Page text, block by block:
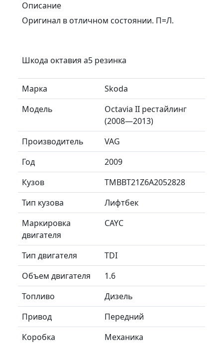
Описание
Оригинал в отличном состоянии. П=Л.
Шкода октавия а5 резинка
Марка
Skoda
Модель
Octavia II рестайлинг
(2008—2013)
Производитель
VAG
Год
2009
Кузов
TMBBT21Z6A2052828
Тип кузова
Лифтбек
Маркировка
двигателя
CAYC
Тип двигателя
TDI
Объем двигателя
1.6
Топливо
Дизель
Привод
Передний
Коробка
Механика